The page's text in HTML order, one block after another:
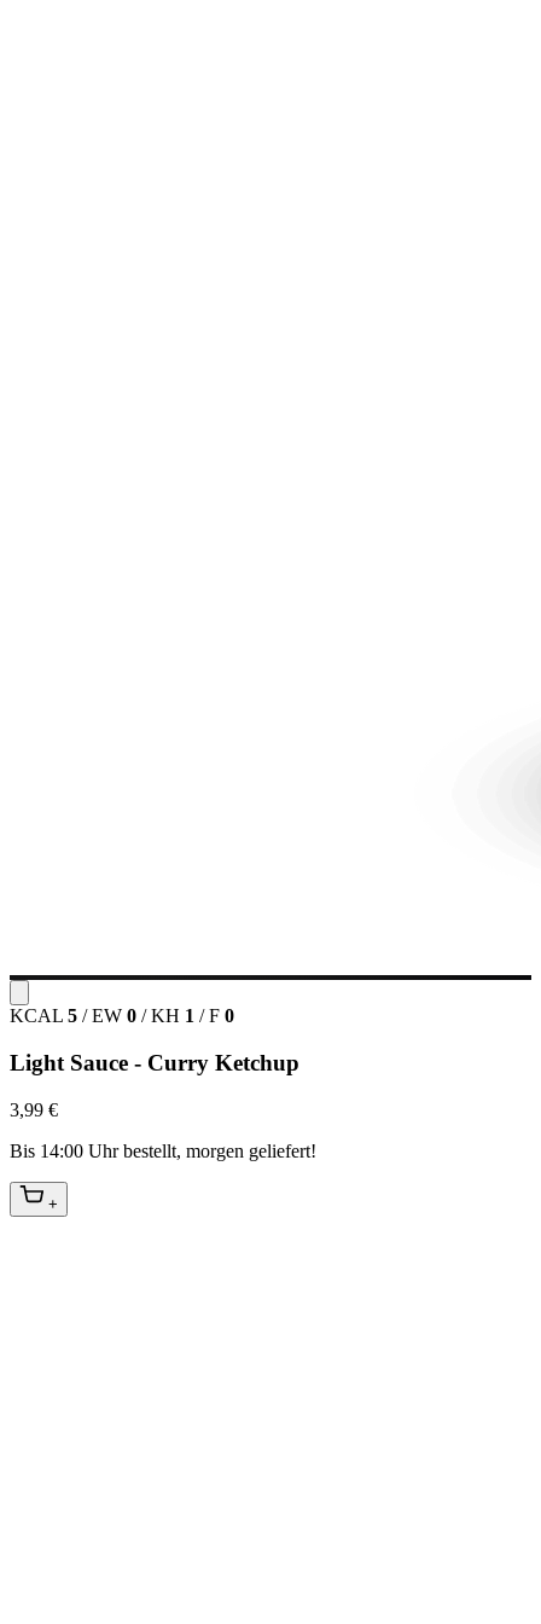
KCAL 5 / EW 0 / KH 1 / F 0
Light Sauce - Curry Ketchup
3,99 €
Bis 14:00 Uhr bestellt, morgen geliefert!
+